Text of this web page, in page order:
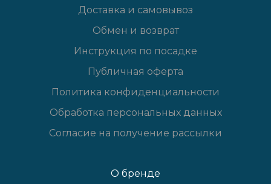
Доставка и самовывоз
Обмен и возврат
Инструкция по посадке
Публичная оферта
Политика конфиденциальности
Обработка персональных данных
Согласие на получение рассылки
О бренде